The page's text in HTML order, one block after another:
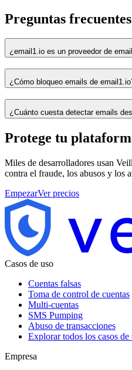
Preguntas frecuentes
¿email1.io es un proveedor de
¿Cómo bloqueo emails de
¿Cuánto cuesta detectar emails
Protege tu
Miles de desarrolladores usan
contra el fraude, los abusos y los
EmpezarVer precios
Casos de uso
Cuentas falsas
Toma de control de cuentas
Multi-cuentas
SMS Pumping
Abuso de transacciones
Explorar todos los casos de
Empresa